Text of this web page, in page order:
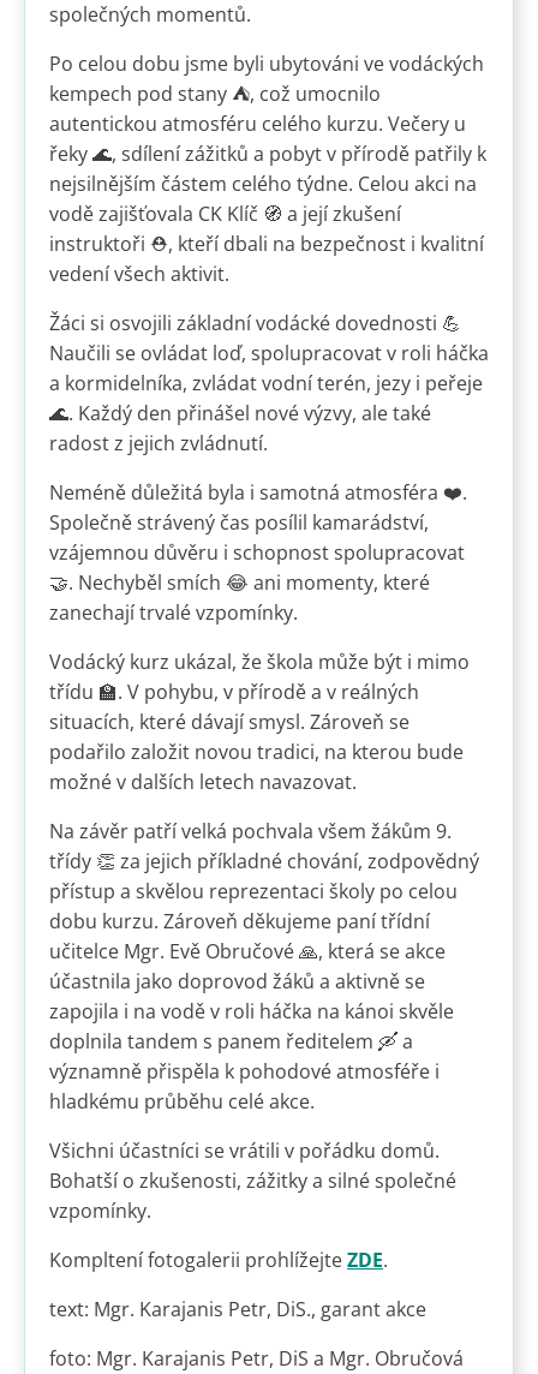
společných momentů.
Po celou dobu jsme byli ubytováni ve vodáckých
kempech pod stany ⛺, což umocnilo
autentickou atmosféru celého kurzu. Večery u
řeky 🌊, sdílení zážitků a pobyt v přírodě patřily k
nejsilnějším částem celého týdne. Celou akci na
vodě zajišťovala CK Klíč 🧭 a její zkušení
instruktoři ⛑️, kteří dbali na bezpečnost i kvalitní
vedení všech aktivit.
Žáci si osvojili základní vodácké dovednosti 💪
Naučili se ovládat loď, spolupracovat v roli háčka
a kormidelníka, zvládat vodní terén, jezy i peřeje
🌊. Každý den přinášel nové výzvy, ale také
radost z jejich zvládnutí.
Neméně důležitá byla i samotná atmosféra ❤️.
Společně strávený čas posílil kamarádství,
vzájemnou důvěru i schopnost spolupracovat
🤝. Nechyběl smích 😂 ani momenty, které
zanechají trvalé vzpomínky.
Vodácký kurz ukázal, že škola může být i mimo
třídu 🏫. V pohybu, v přírodě a v reálných
situacích, které dávají smysl. Zároveň se
podařilo založit novou tradici, na kterou bude
možné v dalších letech navazovat.
Na závěr patří velká pochvala všem žákům 9.
třídy 👏 za jejich příkladné chování, zodpovědný
přístup a skvělou reprezentaci školy po celou
dobu kurzu. Zároveň děkujeme paní třídní
učitelce Mgr. Evě Obručové 🙏, která se akce
účastnila jako doprovod žáků a aktivně se
zapojila i na vodě v roli háčka na kánoi skvěle
doplnila tandem s panem ředitelem 🛶 a
významně přispěla k pohodové atmosféře i
hladkému průběhu celé akce.
Všichni účastníci se vrátili v pořádku domů.
Bohatší o zkušenosti, zážitky a silné společné
vzpomínky.
Kompltení fotogalerii prohlížejteZDE.
text: Mgr. Karajanis Petr, DiS., garant akce
foto: Mgr. Karajanis Petr, DiS a Mgr. Obručová